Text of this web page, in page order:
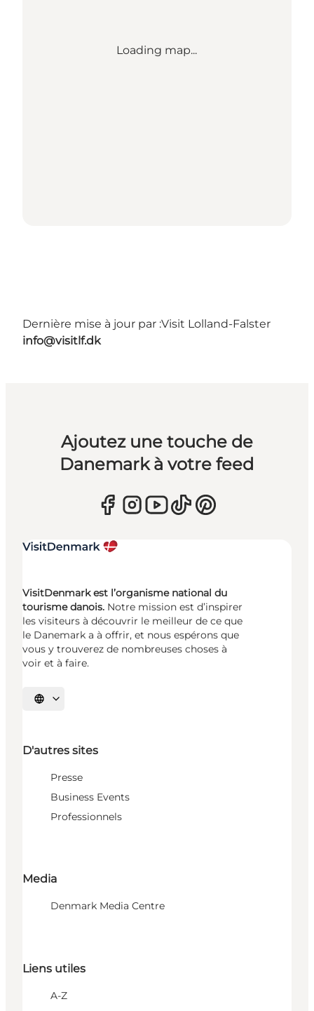
Loading map...
Dernière mise à jour par :Visit Lolland-Falster
info@visitlf.dk
Ajoutez une touche de
Danemark à votre feed
VisitDenmark est l’organisme national du
tourisme danois. Notre mission est d’inspirer
les visiteurs à découvrir le meilleur de ce que
le Danemark a à offrir, et nous espérons que
vous y trouverez de nombreuses choses à
voir et à faire.
Choisissez la langue
D'autres sites
Presse
Business Events
Professionnels
Media
Denmark Media Centre
Liens utiles
A-Z